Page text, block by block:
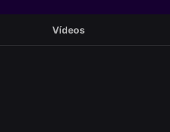
Vídeos